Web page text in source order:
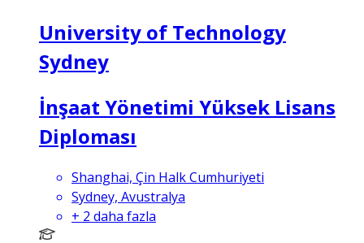
University of Technology
Sydney
İnşaat Yönetimi Yüksek Lisans
Diploması
Shanghai, Çin Halk Cumhuriyeti
Sydney, Avustralya
+ 2 daha fazla